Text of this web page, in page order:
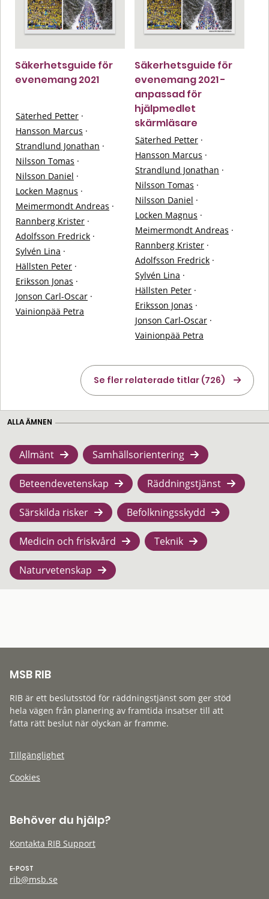
Säkerhetsguide för
evenemang 2021
Säterhed Petter ·
Hansson Marcus ·
Strandlund Jonathan ·
Nilsson Tomas ·
Nilsson Daniel ·
Locken Magnus ·
Meimermondt Andreas ·
Rannberg Krister ·
Adolfsson Fredrick ·
Sylvén Lina ·
Hällsten Peter ·
Eriksson Jonas ·
Jonson Carl-Oscar ·
Vainionpää Petra
Säkerhetsguide för
evenemang 2021 -
anpassad för
hjälpmedlet
skärmläsare
Säterhed Petter ·
Hansson Marcus ·
Strandlund Jonathan ·
Nilsson Tomas ·
Nilsson Daniel ·
Locken Magnus ·
Meimermondt Andreas ·
Rannberg Krister ·
Adolfsson Fredrick ·
Sylvén Lina ·
Hällsten Peter ·
Eriksson Jonas ·
Jonson Carl-Oscar ·
Vainionpää Petra
Se fler relaterade titlar (726)
ALLA ÄMNEN
Allmänt Samhällsorientering
Beteendevetenskap Räddningstjänst
Särskilda risker Befolkningsskydd
Medicin och friskvård Teknik
Naturvetenskap
MSB RIB
RIB är ett beslutsstöd för räddningstjänst som ger stöd
hela vägen från planering av framtida insatser till att
fatta rätt beslut när olyckan är framme.
Tillgänglighet
Cookies
Behöver du hjälp?
Kontakta RIB Support
E-POST
rib@msb.se